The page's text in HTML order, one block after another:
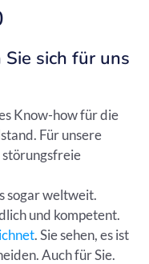
sich für uns
Know-how für die
Für unsere
störungsfreie
sogar weltweit.
und kompetent.
. Sie sehen, es ist
Auch für Sie.